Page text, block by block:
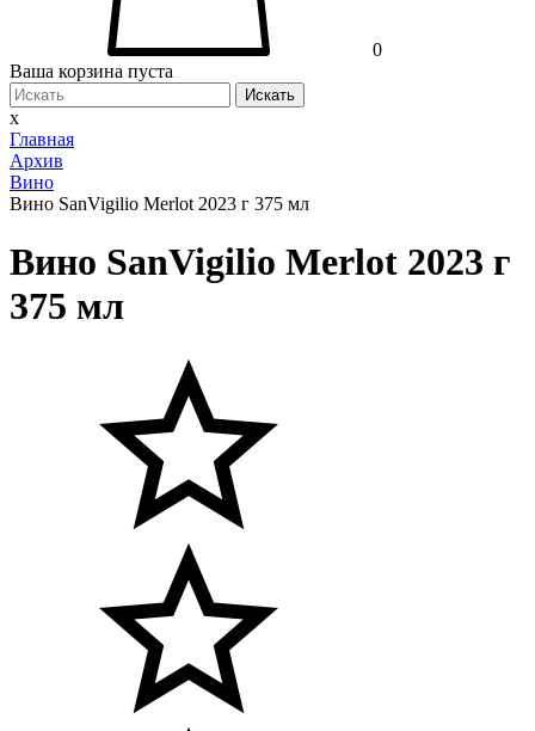
0
Ваша корзина пуста
Искать
x
Главная
Архив
Вино
Вино SanVigilio Merlot 2023 г 375 мл
Вино SanVigilio Merlot 2023 г
375 мл